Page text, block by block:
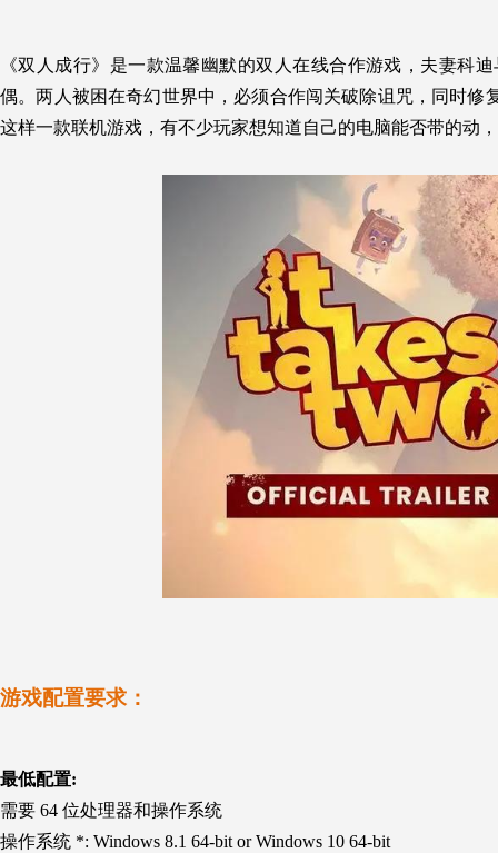
《双人成行》 是一款温馨幽默的双人在线合作游戏， 夫妻科
偶。两人被困在奇幻世界中，必须合作闯关破除诅咒，同时修
这样一款联机游戏，有不少玩家想知道自己的电脑能否带的动
游戏配置要求：
最低配置:
需要 64 位处理器和操作系统
操作系统 *: Windows 8.1 64-bit or Windows 10 64-bit